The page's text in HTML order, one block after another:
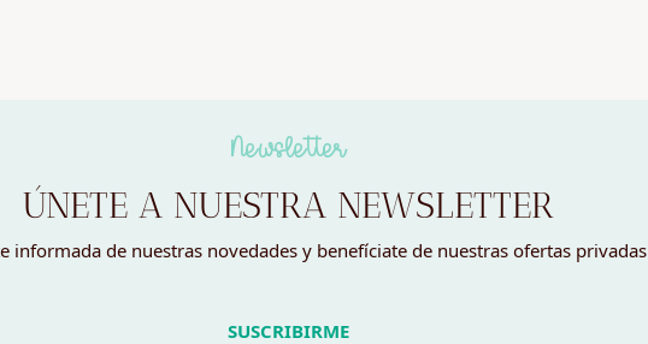
Newsletter
ÚNETE A NUESTRA NEWSLETTER
informada de nuestras novedades y benefíciate de nuestras ofertas privadas
SUSCRIBIRME